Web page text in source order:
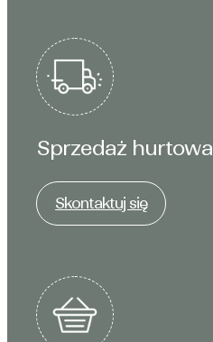
Sprzedaż hurtowa
Skontaktuj się